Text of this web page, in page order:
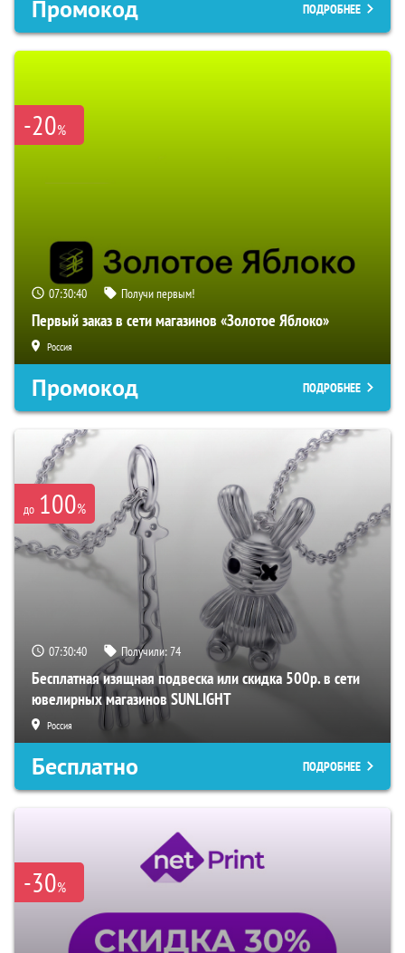
Промокод ПОДРОБНЕЕ
-20%
07:30:39 Получи первым!
Первый заказ в сети магазинов «Золотое Яблоко»
Россия
Промокод ПОДРОБНЕЕ
до 100%
07:30:39 Получили:74
Бесплатная изящная подвеска или скидка 500р. в сети
ювелирных магазинов SUNLIGHT
Россия
Бесплатно ПОДРОБНЕЕ
-30%